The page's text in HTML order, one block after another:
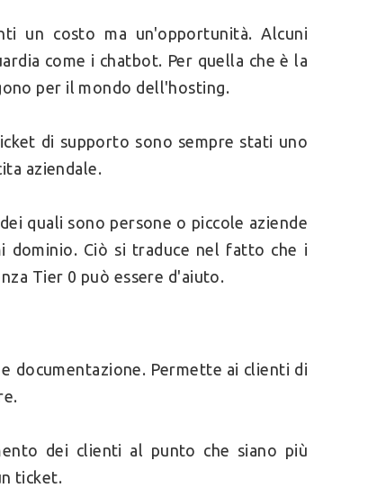
un costo ma un'opportunità. Alcuni
come i chatbot. Per quella che è la
per il mondo dell'hosting.
di supporto sono sempre stati uno
aziendale.
quali sono persone o piccole aziende
dominio. Ciò si traduce nel fatto che i
Tier 0 può essere d'aiuto.
documentazione. Permette ai clienti di
dei clienti al punto che siano più
ticket.